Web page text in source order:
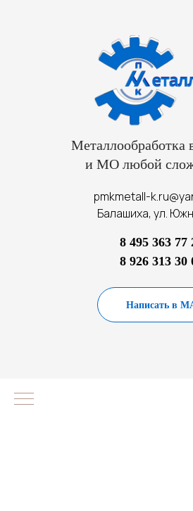
Металлообработка
и МО любой
pmkmetall-
Балашиха, ул.
8 495 363 77
8 926 313 30
Написать в